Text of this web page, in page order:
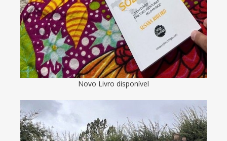
Novo Livro disponível